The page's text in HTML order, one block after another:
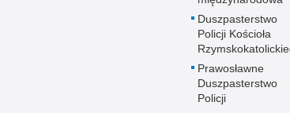
Duszpasterstwo
Policji Kościoła
Prawosławne
Duszpasterstwo
Policji